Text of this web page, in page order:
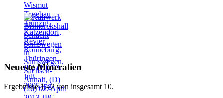
Neueste Mineralien
Ergebnisse 1 - 2 von insgesamt 10.